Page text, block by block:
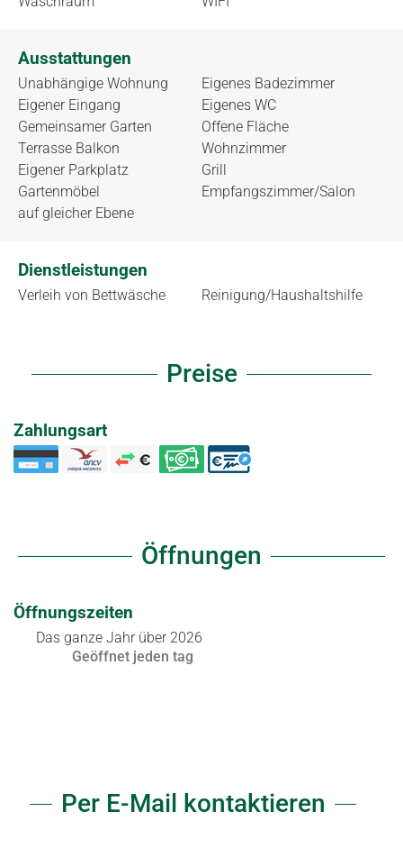
Ausstattungen
Unabhängige Wohnung
Eigener Eingang
Gemeinsamer Garten
Terrasse Balkon
Eigener Parkplatz
Gartenmöbel
auf gleicher Ebene
Eigenes Badezimmer
Eigenes WC
Offene Fläche
Wohnzimmer
Grill
Empfangszimmer/Salon
Dienstleistungen
Verleih von Bettwäsche Reinigung/Haushaltshilfe
Preise
Zahlungsart
Öffnungen
Öffnungszeiten
Das ganze Jahr über 2026
Geöffnet jeden tag
Per E-Mail kontaktieren